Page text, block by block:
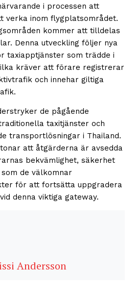
i processen att
verka inom flygplatsområdet.
kommer att tilldelas
Denna utveckling följer nya
taxiapptjänster som trädde i
kräver att förare registrerar
och innehar giltiga
de pågående
taxitjänster och
transportlösningar i Thailand.
att åtgärderna är avsedda
bekvämlighet, säkerhet
de välkomnar
för att fortsätta uppgradera
denna viktiga gateway.
Andersson